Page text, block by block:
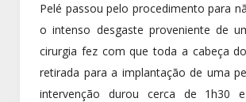
Pelé passou pelo procedimento para
o intenso desgaste proveniente de
cirurgia fez com que toda a cabeça
retirada para a implantação de uma
intervenção durou cerca de 1h30